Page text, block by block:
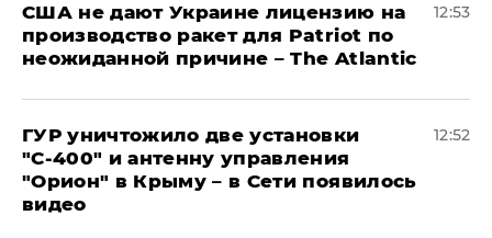
США не дают Украине лицензию на
производство ракет для Patriot по
неожиданной причине – The Atlantic
12:53
ГУР уничтожило две установки
"С‑400" и антенну управления
"Орион" в Крыму – в Сети появилось
видео
12:52